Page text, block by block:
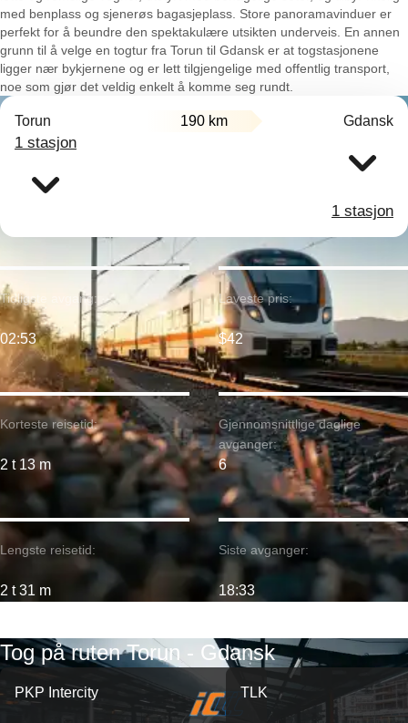
med benplass og sjenerøs bagasjeplass. Store panoramavinduer er
perfekt for å beundre den spektakulære utsikten underveis. En annen
grunn til å velge en togtur fra Torun til Gdansk er at togstasjonene
ligger nær bykjernene og er lett tilgjengelige med offentlig transport,
noe som gjør det veldig enkelt å komme seg rundt.
Torun 190 km Gdansk
1 stasjon
1 stasjon
Korteste reisetid:
2 t 13 m
Tidligste avgang:
02:53
Lengste reisetid:
2 t 31 m
Laveste pris:
$42
Gjennomsnittlige daglige
avganger:
6
Siste avganger:
18:33
Tog på ruten Torun - Gdansk
PKP Intercity TLK